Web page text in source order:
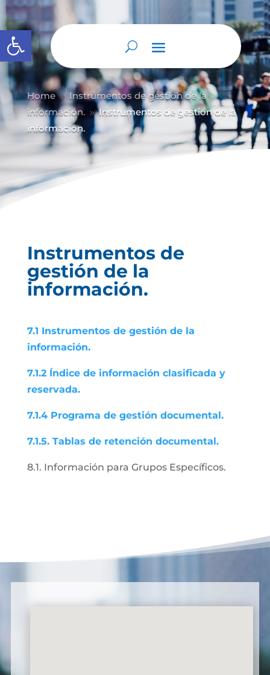
Abrir barra de herramientas
Home 9 Instrumentos de gestión de la
información. 9 Instrumentos de gestión de la
información.
Instrumentos de
gestión de la
información.
7.1 Instrumentos de gestión de la
información.
7.1.2 Índice de información clasificada y
reservada.
7.1.4 Programa de gestión documental.
7.1.5. Tablas de retención documental.
8.1. Información para Grupos Específicos.